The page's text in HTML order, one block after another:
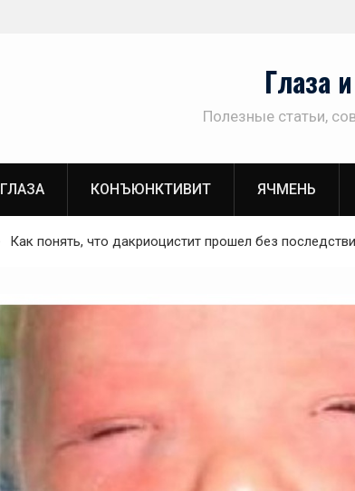
Глаза
Полезные статьи,
ГЛАЗА КОНЪЮНКТИВИТ ЯЧМЕНЬ
Как понять, что дакриоцистит прошел без